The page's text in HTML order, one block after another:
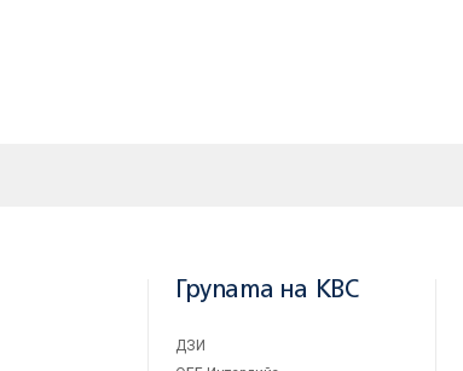
Групата на KBC
ДЗИ